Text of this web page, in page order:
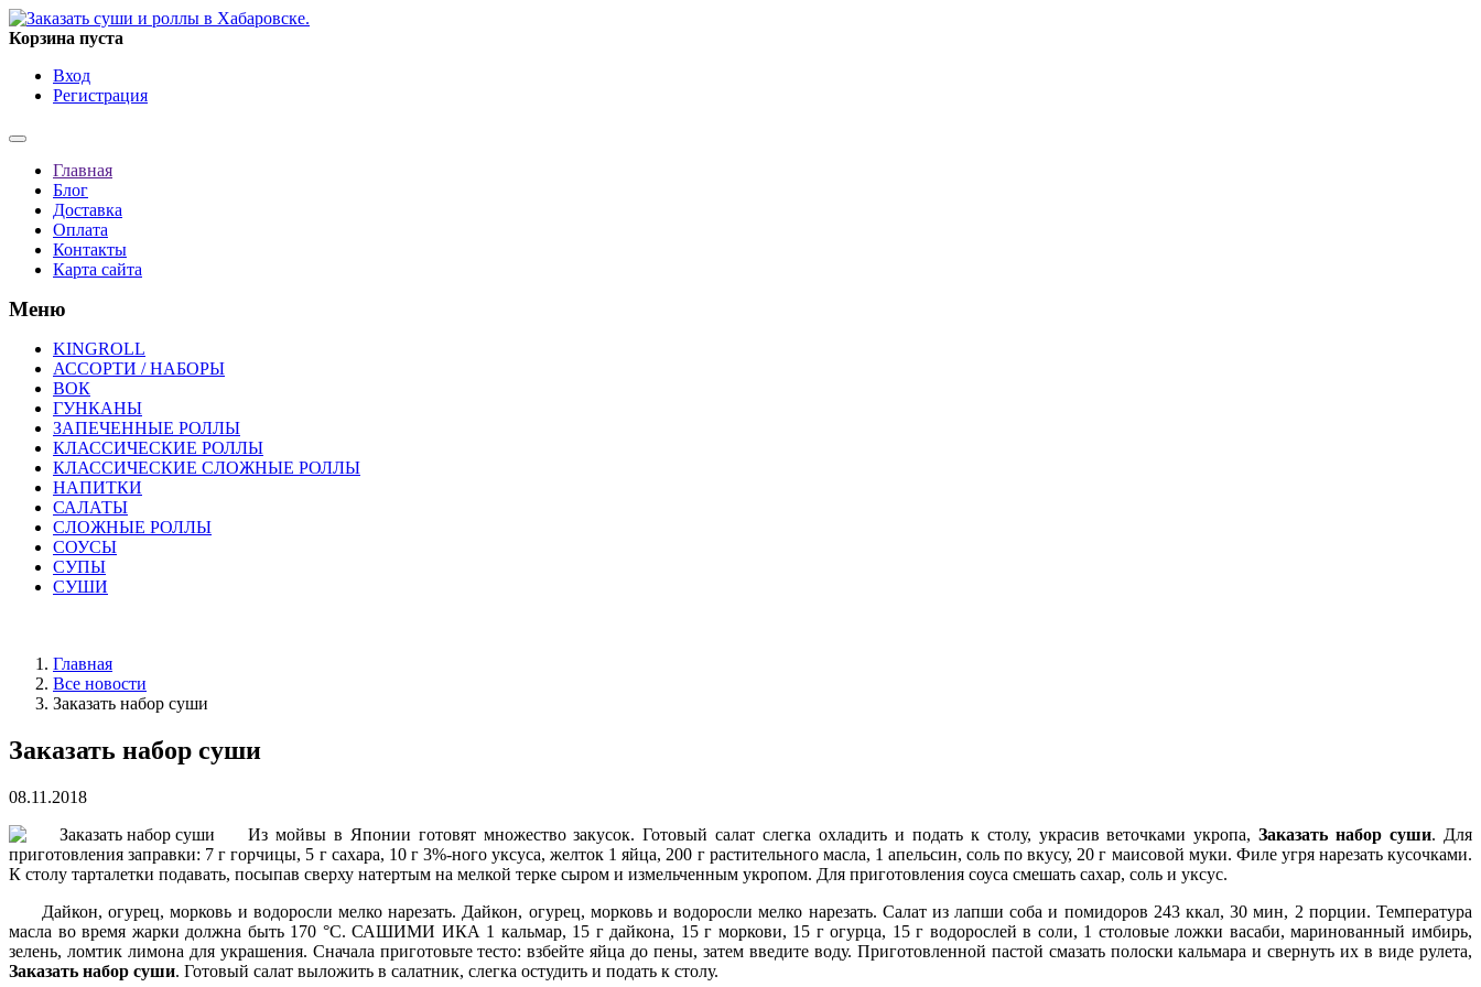
Корзина пуста
Вход
Регистрация
Главная
Блог
Доставка
Оплата
Контакты
Карта сайта
Меню
KINGROLL
АССОРТИ / НАБОРЫ
ВОК
ГУНКАНЫ
ЗАПЕЧЕННЫЕ РОЛЛЫ
КЛАССИЧЕСКИЕ РОЛЛЫ
КЛАССИЧЕСКИЕ СЛОЖНЫЕ РОЛЛЫ
НАПИТКИ
САЛАТЫ
СЛОЖНЫЕ РОЛЛЫ
СОУСЫ
СУПЫ
СУШИ
Главная
Все новости
Заказать набор суши
Заказать набор суши
08.11.2018
Из мойвы в Японии готовят множество закусок. Готовый салат слегка охладить и подать к столу, украсив веточками укропа,Заказать набор суши. Для
приготовления заправки: 7 г горчицы, 5 г сахара, 10 г 3%-ного уксуса, желток 1 яйца, 200 г растительного масла, 1 апельсин, соль по вкусу, 20 г маисовой муки. Филе угря нарезать кусочками.
К столу тарталетки подавать, посыпав сверху натертым на мелкой терке сыром и измельченным укропом. Для приготовления соуса смешать сахар, соль и уксус.
Дайкон, огурец, морковь и водоросли мелко нарезать. Дайкон, огурец, морковь и водоросли мелко нарезать. Салат из лапши соба и помидоров 243 ккал, 30 мин, 2 порции. Температура
масла во время жарки должна быть 170 °C. САШИМИ ИКА 1 кальмар, 15 г дайкона, 15 г моркови, 15 г огурца, 15 г водорослей в соли, 1 столовые ложки васаби, маринованный имбирь,
зелень, ломтик лимона для украшения. Сначала приготовьте тесто: взбейте яйца до пены, затем введите воду. Приготовленной пастой смазать полоски кальмара и свернуть их в виде рулета,
Заказать набор суши. Готовый салат выложить в салатник, слегка остудить и подать к столу.